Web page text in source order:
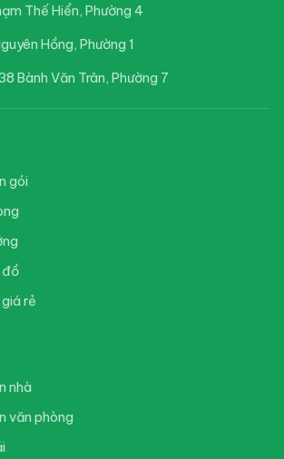
Thế Hiển, Phường 4
Hồng, Phường 1
Bành Văn Trân, Phường 7
gói
đồ
rẻ
nhà
văn phòng